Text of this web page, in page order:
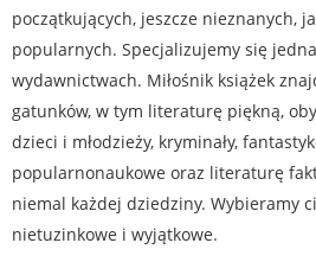
początkujących, jeszcze nieznanych,
popularnych. Specjalizujemy się
wydawnictwach. Miłośnik książek
gatunków, w tym literaturę piękną,
dzieci i młodzieży, kryminały,
popularnonaukowe oraz literaturę
niemal każdej dziedziny. Wybieramy
nietuzinkowe i wyjątkowe.